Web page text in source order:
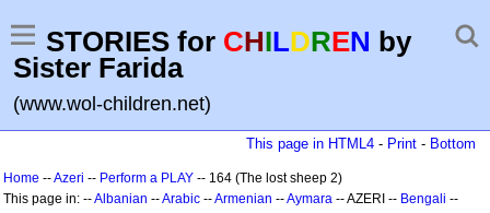
STORIES for CHILDREN by
Sister Farida
(www.wol-children.net)
This page in HTML4 - Print - Bottom
Home --Azeri -- Perform a PLAY -- 164 (The lost sheep 2)
This page in: --Albanian --Arabic --Armenian --Aymara -- AZERI -- Bengali --